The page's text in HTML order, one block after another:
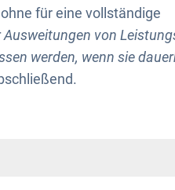
für eine vollständige
von
werden, wenn sie